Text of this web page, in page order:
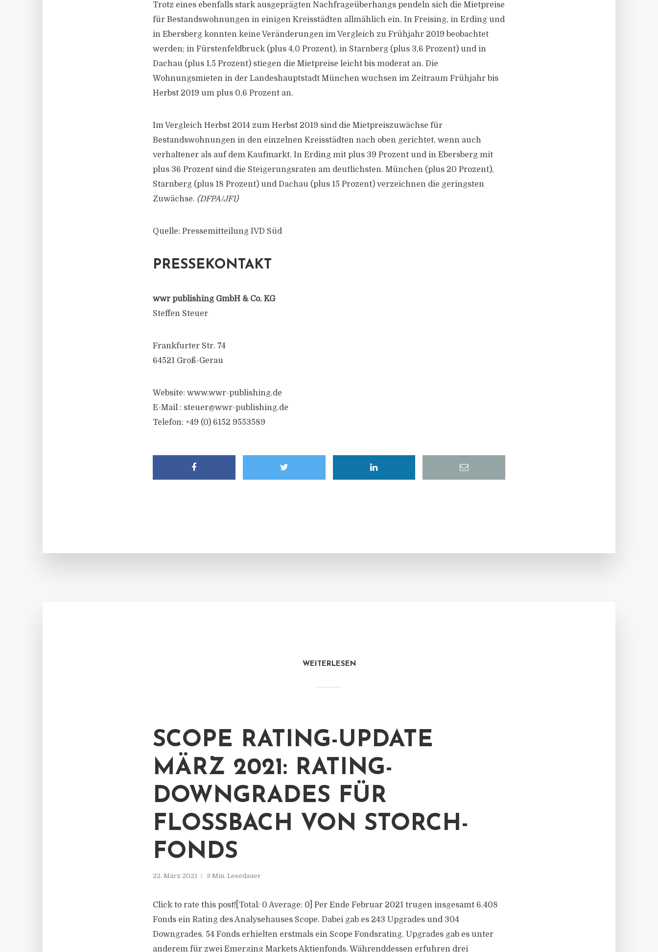
Trotz eines ebenfalls stark ausgeprägten Nachfrageüberhangs pendeln sich die Mietpreise
für Bestandswohnungen in einigen Kreisstädten allmählich ein. In Freising, in Erding und
in Ebersberg konnten keine Veränderungen im Vergleich zu Frühjahr 2019 beobachtet
werden; in Fürstenfeldbruck (plus 4,0 Prozent), in Starnberg (plus 3,6 Prozent) und in
Dachau (plus 1,5 Prozent) stiegen die Mietpreise leicht bis moderat an. Die
Wohnungsmieten in der Landeshauptstadt München wuchsen im Zeitraum Frühjahr bis
Herbst 2019 um plus 0,6 Prozent an.
Im Vergleich Herbst 2014 zum Herbst 2019 sind die Mietpreiszuwächse für
Bestandswohnungen in den einzelnen Kreisstädten nach oben gerichtet, wenn auch
verhaltener als auf dem Kaufmarkt. In Erding mit plus 39 Prozent und in Ebersberg mit
plus 36 Prozent sind die Steigerungsraten am deutlichsten. München (plus 20 Prozent),
Starnberg (plus 18 Prozent) und Dachau (plus 15 Prozent) verzeichnen die geringsten
Zuwächse. (DFPA/JF1)
Quelle: Pressemitteilung IVD Süd
PRESSEKONTAKT
wwr publishing GmbH & Co. KG
Steffen Steuer
Frankfurter Str. 74
64521 Groß-Gerau
Website: www.wwr-publishing.de
E-Mail : steuer@wwr-publishing.de
Telefon: +49 (0) 6152 9553589
WEITERLESEN
SCOPE RATING-UPDATE
MÄRZ 2021: RATING-
DOWNGRADES FÜR
FLOSSBACH VON STORCH-
FONDS
22. März 2021 3 Min. Lesedauer
Click to rate this post![Total: 0 Average: 0] Per Ende Februar 2021 trugen insgesamt 6.408
Fonds ein Rating des Analysehauses Scope. Dabei gab es 243 Upgrades und 304
Downgrades. 54 Fonds erhielten erstmals ein Scope Fondsrating. Upgrades gab es unter
anderem für zwei Emerging Markets Aktienfonds. Währenddessen erfuhren drei